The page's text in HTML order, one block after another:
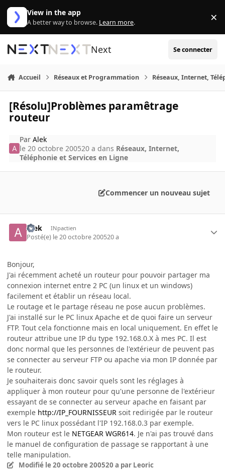
Aller au contenu
View in the app
A better way to browse. Learn more. ×
Next Se connecter
Accueil Réseaux et Programmation Réseaux, Internet,
[Résolu]Problèmes paramêtrage
routeur
ParAlek
le 20 octobre 200520 a dans Réseaux, Internet,
Téléphonie et Services en Ligne
Commencer un nouveau sujet
Alek INpactien
Posté(e) le 20 octobre 200520 a
Bonjour,
J'ai récemment acheté un routeur pour pouvoir partager ma
connexion internet entre 2 PC (un linux et un windows)
facilement et établir un réseau local.
Le routage et le partage réseau ne pose aucun problèmes.
J'ai installé sur le PC linux Apache et de quoi faire un serveur
FTP. Tout cela fonctionne mais en local uniquement. En effet le
routeur attribue une IP du type 192.168.0.X à mes PC. Il est
donc normal que les personnes de l'extérieur de peuvent pas
se connecter au serveur FTP ou apache via mon IP donnée par
le routeur.
Je souhaiterais donc savoir quels sont les réglages à
appliquer à mon routeur pour qu'une personne de l'extérieur
essayant de se connecter au serveur apache en faisant par
exemple http://IP_FOURNISSEUR soit redirigée par le routeur
vers le PC linux possédant l'IP 192.168.0.3 par exemple.
Mon routeur est le NETGEAR WGR614. Je n'ai pas trouvé dans
le manuel de configuration de passage se rapportant à une
telle manipulation.
Modifié le 20 octobre 200520 a par Leoric